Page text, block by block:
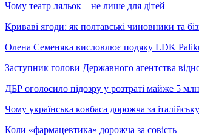
Чому театр ляльок – не лише для дітей
Криваві ягоди: як полтавські чиновники та
Олена Семеняка висловлює подяку LDK
Заступник голови Державного агентства
ДБР оголосило підозру у розтраті майже 5
Чому українська ковбаса дорожча за
Коли «фармацевтика» дорожча за совість